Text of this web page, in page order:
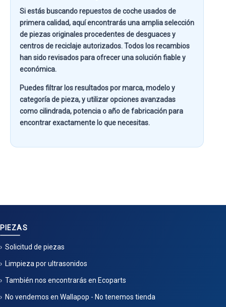
Si estás buscandorepuestos de coche usados de
primera calidad, aquí encontrarás una amplia selección
de piezas originales procedentes de desguaces y
centros de reciclaje autorizados. Todos los recambios
han sido revisados para ofrecer una solución fiable y
económica.
Puedes filtrar los resultados pormarca, modelo y
categoría de pieza, y utilizar opciones avanzadas
comocilindrada, potencia o año de fabricaciónpara
encontrar exactamente lo que necesitas.
PIEZAS
Solicitud de piezas
Limpieza por ultrasonidos
También nos encontrarás en Ecoparts
No vendemos en Wallapop - No tenemos tienda